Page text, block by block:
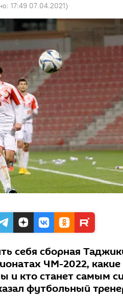
17:49 07.04.2021)
себя сборная
ЧМ-2022,
и кто станет самым
футбольный